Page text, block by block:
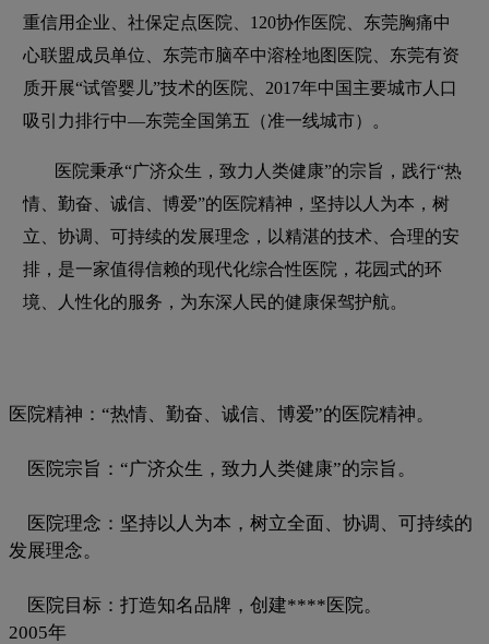
重信用企业、社保定点医院、120协作医院、东莞胸痛中
心联盟成员单位、东莞市脑卒中溶栓地图医院、东莞有资
质开展“试管婴儿”技术的医院、2017年中国主要城市人口
吸引力排行中—东莞全国第五（准一线城市）。
医院秉承“广济众生，致力人类健康”的宗旨，践行“热
情、勤奋、诚信、博爱”的医院精神，坚持以人为本，树
立、协调、可持续的发展理念，以精湛的技术、合理的安
排，是一家值得信赖的现代化综合性医院，花园式的环
境、人性化的服务，为东深人民的健康保驾护航。
医院精神：“热情、勤奋、诚信、博爱”的医院精神。
医院宗旨：“广济众生，致力人类健康”的宗旨。
医院理念：坚持以人为本，树立全面、协调、可持续的
发展理念。
医院目标：打造知名品牌，创建****医院。
2005年